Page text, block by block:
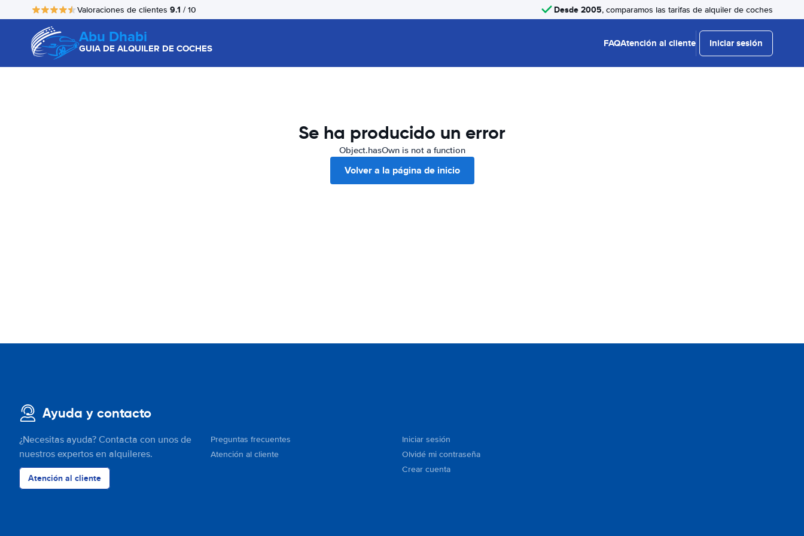
Valoraciones de clientes 9.1 / 10 Desde 2005, comparamos las tarifas de alquiler de coches
Abu Dhabi
GUIA DE ALQUILER DE COCHES FAQAtención al cliente Iniciar sesión
Se ha producido un error
Object.hasOwn is not a function
Volver a la página de inicio
Ayuda y contacto
¿Necesitas ayuda? Contacta con unos de
nuestros expertos en alquileres.
Atención al cliente
Preguntas frecuentes
Atención al cliente
Iniciar sesión
Olvidé mi contraseña
Crear cuenta